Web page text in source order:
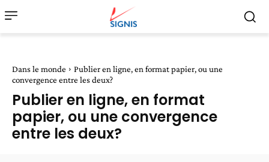
Dans le monde
Publier en ligne, en format papier, ou une
convergence entre les deux?
Publier en ligne, en format
papier, ou une convergence
entre les deux?